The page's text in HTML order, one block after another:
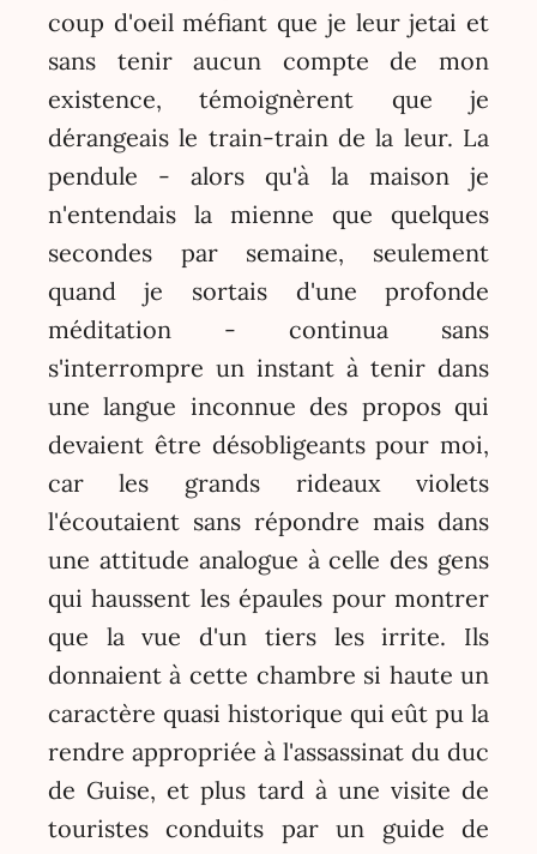
coup d'oeil méfiant que je leur jetai et
sans tenir aucun compte de mon
existence, témoignèrent que je
dérangeais le train-train de la leur. La
pendule - alors qu'à la maison je
n'entendais la mienne que quelques
secondes par semaine, seulement
quand je sortais d'une profonde
méditation - continua sans
s'interrompre un instant à tenir dans
une langue inconnue des propos qui
devaient être désobligeants pour moi,
car les grands rideaux violets
l'écoutaient sans répondre mais dans
une attitude analogue à celle des gens
qui haussent les épaules pour montrer
que la vue d'un tiers les irrite. Ils
donnaient à cette chambre si haute un
caractère quasi historique qui eût pu la
rendre appropriée à l'assassinat du duc
de Guise, et plus tard à une visite de
touristes conduits par un guide de